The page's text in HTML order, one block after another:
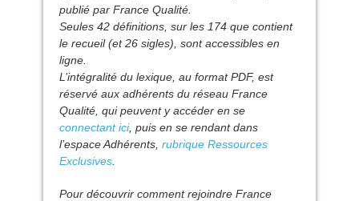
publié par France Qualité.
Seules 42 définitions, sur les 174 que contient
le recueil (et 26 sigles), sont accessibles en
ligne.
L’intégralité du lexique, au formatPDF, est
réservé aux adhérents du réseau France
Qualité, qui peuvent y accéder en se
connectant ici, puis en se rendant dans
l’espace Adhérents, rubrique Ressources
Exclusives
Pour découvrir comment rejoindre France